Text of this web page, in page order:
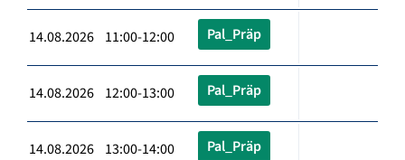
14.08.2026 11:00-12:00 Pal_Präp
14.08.2026 12:00-13:00 Pal_Präp
14.08.2026 13:00-14:00 Pal_Präp